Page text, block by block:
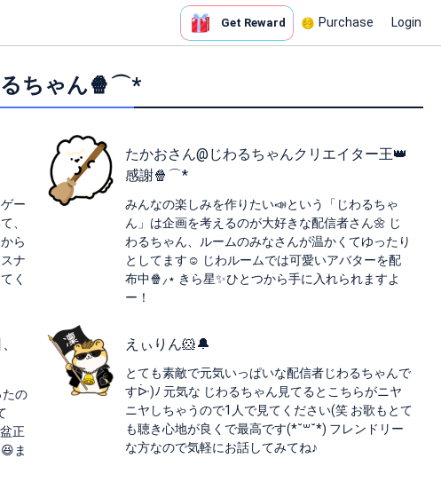
Get Reward Purchase Login
るちゃん🍿⌒︎*
ー
、
ら
ナ
く
たかおさん@じわるちゃんクリエイター王👑
感謝🍿⌒︎*
みんなの楽しみを作りたい📣という「じわるちゃ
ん」は企画を考えるのが大好きな配信者さん🌼 じ
わるちゃん、ルームのみなさんが温かくてゆったり
としてます☺️ じわルームでは可愛いアバターを配
布中🍿⸝⋆ きら星✨ひとつから手に入れられますよ
ー！
たの
正
ま
えぃりん🐹🔔
とても素敵で元気いっぱいな配信者じわるちゃんで
すᐕ)ﾉ 元気な じわるちゃん見てるとこちらがニヤ
ニヤしちゃうので1人で見てください(笑 お歌もとて
も聴き心地が良くで最高です(*˘꒳​˘*) フレンドリー
な方なので気軽にお話してみてね♪